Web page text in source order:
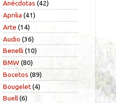
Anécdotas (42)
Aprilia (41)
Arte (14)
Audio (36)
Benelli (10)
BMW (80)
Bocetos (89)
Bougelet(4)
Buell(6)